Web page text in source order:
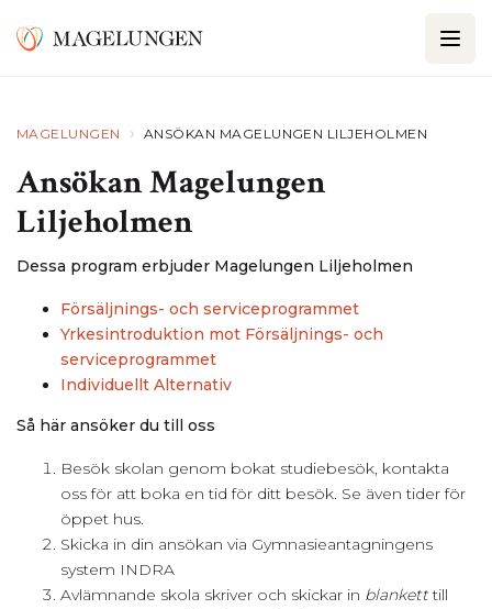
MAGELUNGEN › ANSÖKAN MAGELUNGEN LILJEHOLMEN
Ansökan Magelungen
Liljeholmen
Dessa program erbjuder Magelungen Liljeholmen
Försäljnings- och serviceprogrammet
Yrkesintroduktion mot Försäljnings- och
serviceprogrammet
Individuellt Alternativ
Så här ansöker du till oss
Besök skolan genom bokat studiebesök, kontakta
oss för att boka en tid för ditt besök. Se även tider för
öppet hus.
Skicka in din ansökan via Gymnasieantagningens
system INDRA
Avlämnande skola skriver och skickar in blanketttill